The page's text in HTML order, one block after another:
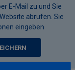
E-Mail zu und Sie
abrufen. Sie
eingeben